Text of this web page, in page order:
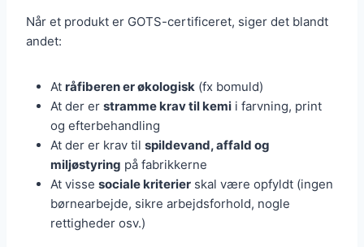
Når et produkt er GOTS-certificeret, siger det blandt
andet:
At råfiberen er økologisk (fx bomuld)
At der er stramme krav til kemi i farvning, print
og efterbehandling
At der er krav til spildevand, affald og
miljøstyring på fabrikkerne
At visse sociale kriterier skal være opfyldt (ingen
børnearbejde, sikre arbejdsforhold, nogle
rettigheder osv.)